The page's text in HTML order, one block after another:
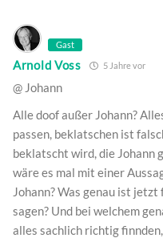
Gast
Arnold Voss 5 Jahre vor
@ Johann
Alle doof außer Johann?
passen, beklatschen ist
beklatscht wird, die Johann
wäre es mal mit einer
Johann? Was genau ist jetzt
sagen? Und bei welchem
alles sachlich richtig